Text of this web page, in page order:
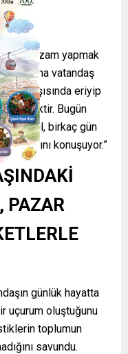
zam yapmak
daha vatandaş
karşısında eriyip
Bugün
değil, birkaç gün
konuşuyor.”
PAZAR
günlük hayatta
uçurum oluştuğunu
toplumun
savundu.